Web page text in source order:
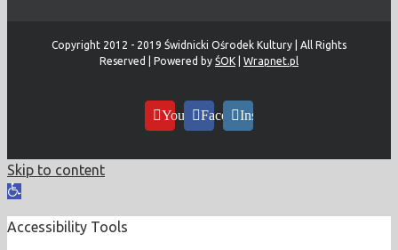
Copyright 2012 - 2019 Świdnicki Ośrodek Kultury | All Rights
Reserved | Powered by ŚOK Wrapnet.pl
YouTubeFacebookInstagram
Skip to content
Open
Accessibility Tools